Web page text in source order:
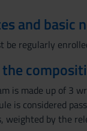
and basic
be regularly
is made up of 3
is considered
weighted by the